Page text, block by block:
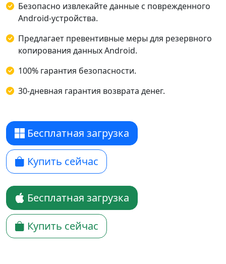
Безопасно извлекайте данные с поврежденного
Android-устройства.
Предлагает превентивные меры для резервного
копирования данных Android.
100% гарантия безопасности.
30-дневная гарантия возврата денег.
Бесплатная загрузка
Купить сейчас
Бесплатная загрузка
Купить сейчас